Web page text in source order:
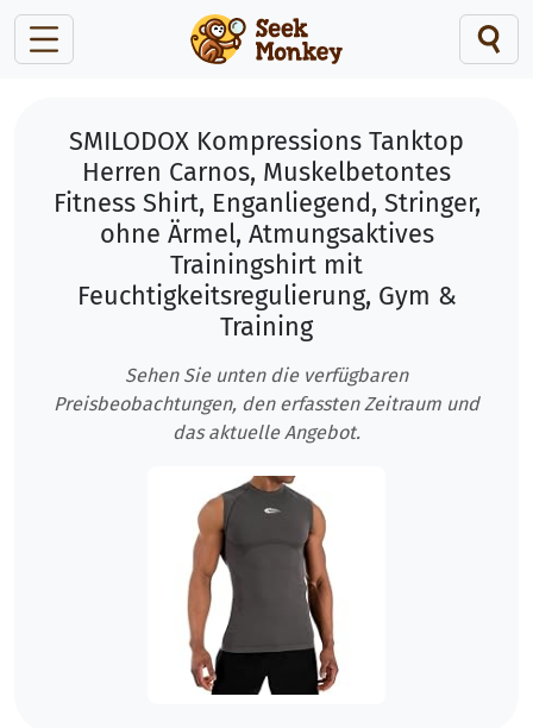
SMILODOX Kompressions Tanktop
Herren Carnos, Muskelbetontes
Fitness Shirt, Enganliegend, Stringer,
ohne Ärmel, Atmungsaktives
Trainingshirt mit
Feuchtigkeitsregulierung, Gym &
Training
Sehen Sie unten die verfügbaren
Preisbeobachtungen, den erfassten Zeitraum und
das aktuelle Angebot.